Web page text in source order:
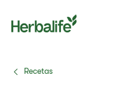
Recetas